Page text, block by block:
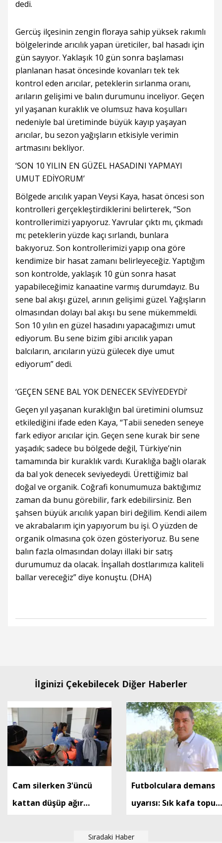
dedi.
Gercüş ilçesinin zengin floraya sahip yüksek rakımlı
bölgelerinde arıcılık yapan üreticiler, bal hasadı için
gün sayıyor. Yaklaşık 10 gün sonra başlaması
planlanan hasat öncesinde kovanları tek tek
kontrol eden arıcılar, peteklerin sırlanma oranı,
arıların gelişimi ve balın durumunu inceliyor. Geçen
yıl yaşanan kuraklık ve olumsuz hava koşulları
nedeniyle bal üretiminde büyük kayıp yaşayan
arıcılar, bu sezon yağışların etkisiyle verimin
artmasını bekliyor.
‘SON 10 YILIN EN GÜZEL HASADINI YAPMAYI
UMUT EDİYORUM’
Bölgede arıcılık yapan Veysi Kaya, hasat öncesi son
kontrolleri gerçekleştirdiklerini belirterek, “Son
kontrollerimizi yapıyoruz. Yavrular çıktı mı, çıkmadı
mı; peteklerin yüzde kaçı sırlandı, bunlara
bakıyoruz. Son kontrollerimizi yapıp ona göre
kendimize bir hasat zamanı belirleyeceğiz. Yaptığım
son kontrolde, yaklaşık 10 gün sonra hasat
yapabileceğimiz kanaatine varmış durumdayız. Bu
sene bal akışı güzel, arının gelişimi güzel. Yağışların
olmasından dolayı bal akışı bu sene mükemmeldi.
Son 10 yılın en güzel hasadını yapacağımızı umut
ediyorum. Bu sene bizim gibi arıcılık yapan
balcıların, arıcıların yüzü gülecek diye umut
ediyorum” dedi.
‘GEÇEN SENE BAL YOK DENECEK SEVİYEDEYDİ’
Geçen yıl yaşanan kuraklığın bal üretimini olumsuz
etkilediğini ifade eden Kaya, “Tabii seneden seneye
fark ediyor arıcılar için. Geçen sene kurak bir sene
yaşadık; sadece bu bölgede değil, Türkiye’nin
tamamında bir kuraklık vardı. Kuraklığa bağlı olarak
da bal yok denecek seviyedeydi. Ürettiğimiz bal
doğal ve organik. Coğrafi konumumuza baktığımız
zaman da bunu görebilir, fark edebilirsiniz. Ben
şahsen büyük arıcılık yapan biri değilim. Kendi ailem
ve akrabalarım için yapıyorum bu işi. O yüzden de
organik olmasına çok özen gösteriyoruz. Bu sene
balın fazla olmasından dolayı illaki bir satış
durumumuz da olacak. İnşallah dostlarımıza kaliteli
ballar vereceğiz” diye konuştu. (DHA)
İlginizi Çekebilecek Diğer Haberler
Cam silerken 3'üncü
kattan düşüp ağır
Futbolculara demans
uyarısı: Sık kafa
Sıradaki Haber